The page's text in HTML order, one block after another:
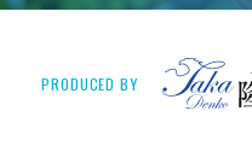
PRODUCED BY